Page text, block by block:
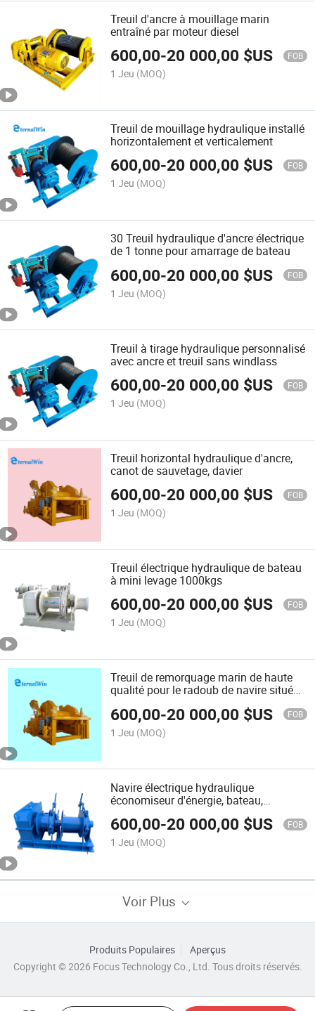
Treuil d'ancre à mouillage marin
entraîné par moteur diesel
600,00-20 000,00 $US FOB
1 Jeu (MOQ)
Treuil de mouillage hydraulique installé
horizontalement et verticalement
600,00-20 000,00 $US FOB
1 Jeu (MOQ)
30 Treuil hydraulique d'ancre électrique
de 1 tonne pour amarrage de bateau
600,00-20 000,00 $US FOB
1 Jeu (MOQ)
Treuil à tirage hydraulique personnalisé
avec ancre et treuil sans windlass
600,00-20 000,00 $US FOB
1 Jeu (MOQ)
Treuil horizontal hydraulique d'ancre,
canot de sauvetage, davier
600,00-20 000,00 $US FOB
1 Jeu (MOQ)
Treuil électrique hydraulique de bateau
à mini levage 1000kgs
600,00-20 000,00 $US FOB
1 Jeu (MOQ)
Treuil de remorquage marin de haute
qualité pour le radoub de navire situé
600,00-20 000,00 $US FOB
1 Jeu (MOQ)
Navire électrique hydraulique
économiseur d'énergie, bateau,
600,00-20 000,00 $US FOB
1 Jeu (MOQ)
Voir Plus
Produits Populaires
Aperçus
Copyright © 2026 Focus Technology Co., Ltd. Tous droits réservés.